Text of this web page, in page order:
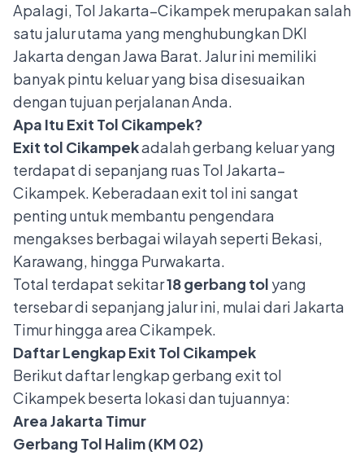
Apalagi, Tol Jakarta–Cikampek merupakan salah
satu jalur utama yang menghubungkan DKI
Jakarta dengan Jawa Barat. Jalur ini memiliki
banyak pintu keluar yang bisa disesuaikan
dengan tujuan perjalanan Anda.
Apa Itu Exit Tol Cikampek?
Exit tol Cikampekadalah gerbang keluar yang
terdapat di sepanjang ruas Tol Jakarta–
Cikampek. Keberadaan exit tol ini sangat
penting untuk membantu pengendara
mengakses berbagai wilayah seperti Bekasi,
Karawang, hingga Purwakarta.
Total terdapat sekitar18 gerbang tol yang
tersebar di sepanjang jalur ini, mulai dari Jakarta
Timur hingga area Cikampek.
Daftar Lengkap Exit Tol Cikampek
Berikut daftar lengkap gerbang exit tol
Cikampek beserta lokasi dan tujuannya:
Area Jakarta Timur
Gerbang Tol Halim (KM 02)